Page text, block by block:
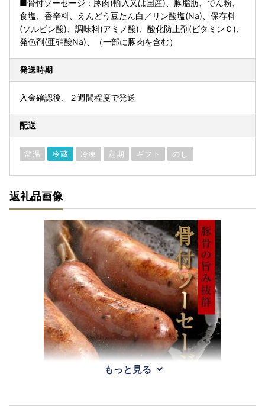
■骨付ソーセージ：豚肉(輸入又は国産)、豚脂肪、でん粉、
食塩、香辛料、えんどう豆たん白／リン酸塩(Na)、保存料
(ソルビン酸)、調味料(アミノ酸)、酸化防止剤(ビタミンＣ)、
発色剤(亜硝酸Na)、（一部に豚肉を含む）
発送時期
入金確認後、２週間程度で発送
配送
常温 冷蔵 冷凍 定期 ギフト のし
返礼品画像
もっと見る